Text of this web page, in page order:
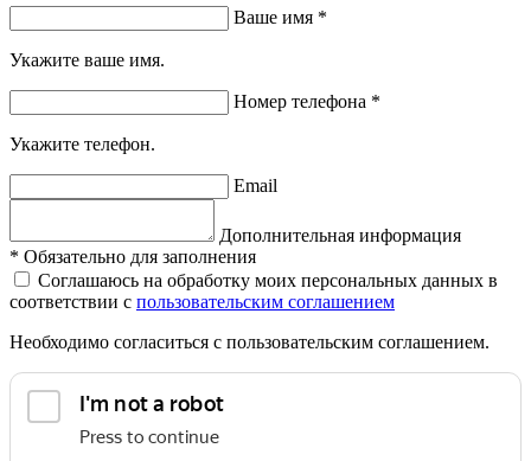
Ваше имя *
Укажите ваше имя.
Номер телефона *
Укажите телефон.
Email
Дополнительная информация
* Обязательно для заполнения
Соглашаюсь на обработку моих персональных данных в
соответствии с пользовательским соглашением
Необходимо согласиться с пользовательским соглашением.